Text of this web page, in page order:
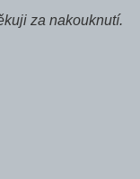
za nakouknutí.